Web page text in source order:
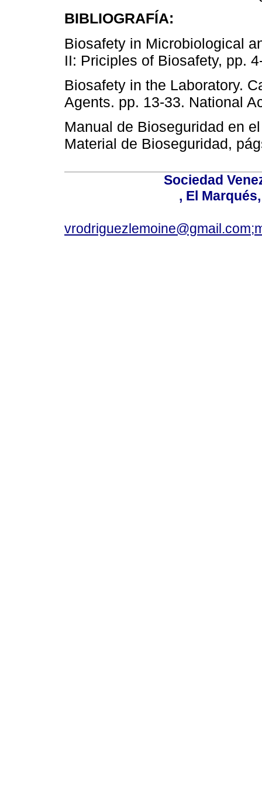
BIBLIOGRAFÍA:
Biosafety in Microbiological
II: Priciples of Biosafety, pp.
Biosafety in the Laboratory.
Agents. pp. 13-33. National
Manual de Bioseguridad en
Material de Bioseguridad,
Sociedad
, El